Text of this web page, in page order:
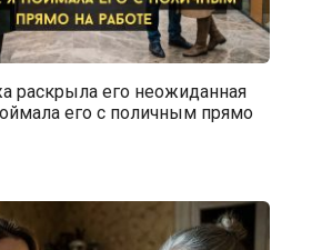
раскрыла его неожиданная
его с поличным прямо